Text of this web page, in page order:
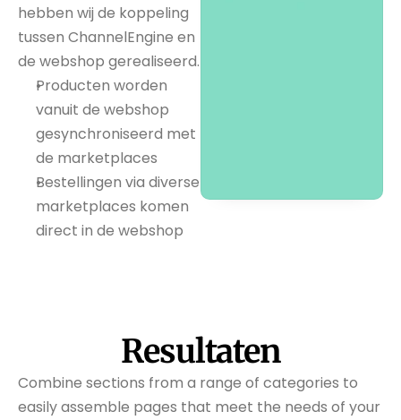
hebben wij de koppeling
tussen ChannelEngine en
de webshop gerealiseerd.
Producten worden
vanuit de webshop
gesynchroniseerd met
de marketplaces
Bestellingen via diverse
marketplaces komen
direct in de webshop
Resultaten
Combine sections from a range of categories to
easily assemble pages that meet the needs of your